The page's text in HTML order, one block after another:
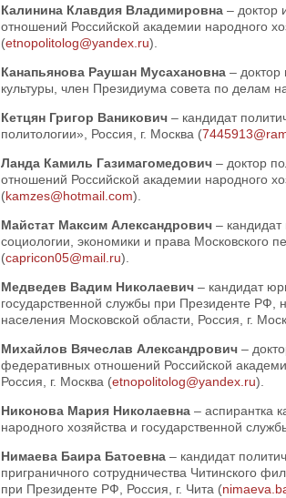
Калинина Клавдия Владимировна– доктор
отношений Российской академии народного
(etnopolitolog@yandex.ru).
Канапьянова Раушан Мусахановна– доктор
культуры, член Президиума совета по делам
Кетцян Григор Ваникович– кандидат
политологии», Россия, г. Москва (
Ланда Камиль Газимагомедович– доктор
отношений Российской академии народного
(kamzes@hotmail.com).
Майстат Максим Александрович– кандидат
социологии, экономики и права Московского
(capricon05@mail.ru).
Медведев Вадим Николаевич– кандидат
государственной службы при Президенте РФ,
населения Московской области, Россия, г.
Михайлов Вячеслав Александрович–
федеративных отношений Российской
Россия, г. Москва (etnopolitolog@yandex.ru).
Никонова Мария Николаевна– аспирантка
народного хозяйства и государственной
Нимаева Баира Батоевна– кандидат
приграничного сотрудничества Читинского
при Президенте РФ, Россия, г. Чита (